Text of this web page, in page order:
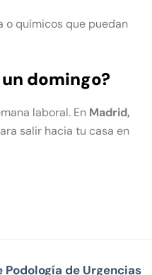
o químicos que puedan
domingo?
laboral. En Madrid,
salir hacia tu casa en
Podología de Urgencias